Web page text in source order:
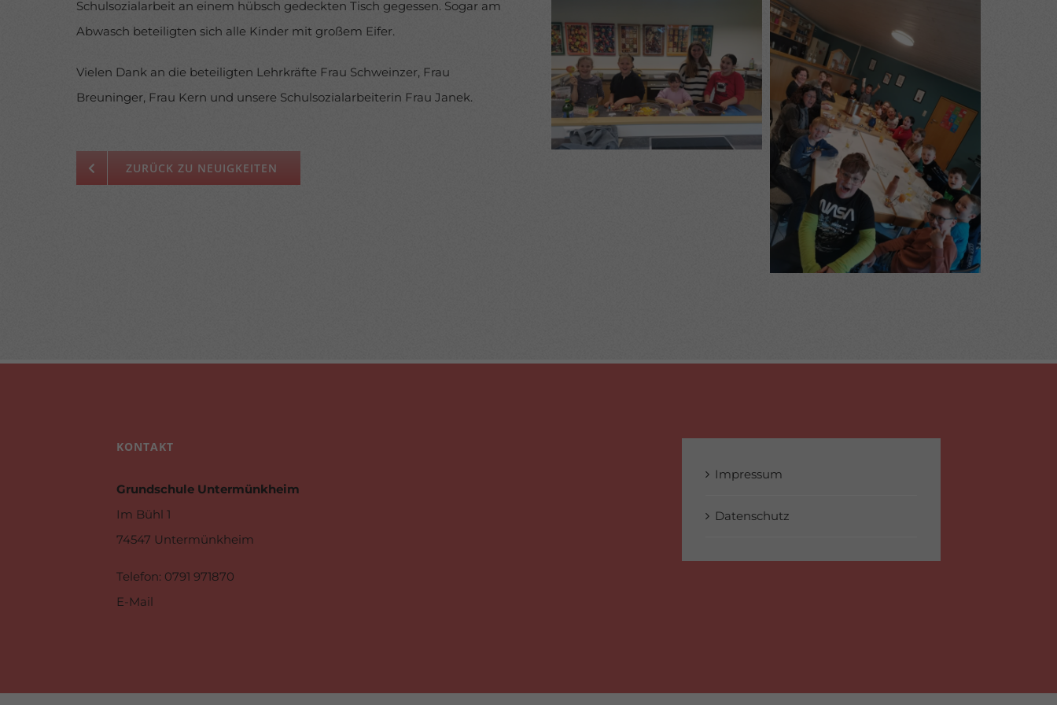
Schulsozialarbeit an einem hübsch gedeckten Tisch gegessen. Sogar am
Abwasch beteiligten sich alle Kinder mit großem Eifer.
Vielen Dank an die beteiligten Lehrkräfte Frau Schweinzer, Frau
Breuninger, Frau Kern und unsere Schulsozialarbeiterin Frau Janek.
ZURÜCK ZU NEUIGKEITEN
KONTAKT
Grundschule Untermünkheim
Im Bühl 1
74547 Untermünkheim
Telefon: 0791 971870
E-Mail
Impressum
Datenschutz